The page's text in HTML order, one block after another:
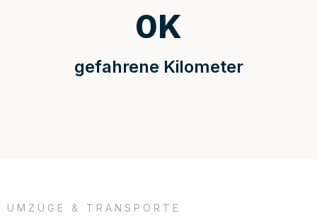
gefahrene Kilometer
0K
UMZÜGE & TRANSPORTE